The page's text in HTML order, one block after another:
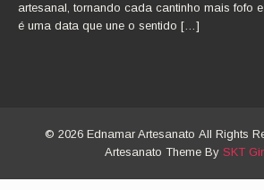
artesanal, tornando cada cantinho mais fofo
é uma data que une o sentido […]
© 2026 Ednamar Artesanato All Rights
Artesanato Theme By SKT